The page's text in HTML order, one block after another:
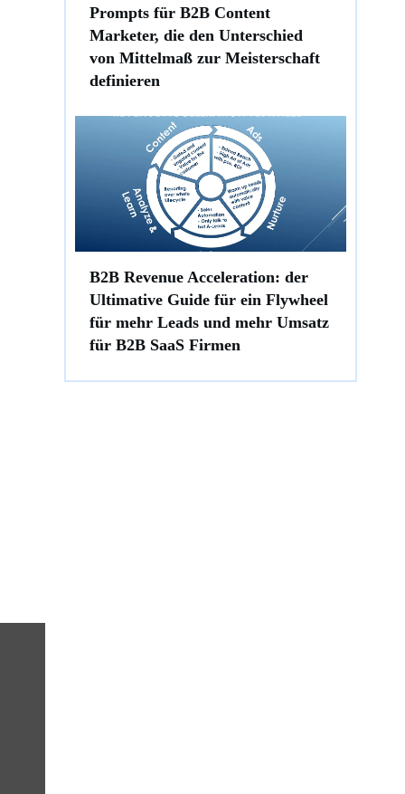
Prompts für B2B Content
Marketer, die den Unterschied
von Mittelmaß zur Meisterschaft
definieren
B2B Revenue Acceleration: der
Ultimative Guide für ein Flywheel
für mehr Leads und mehr Umsatz
für B2B SaaS Firmen